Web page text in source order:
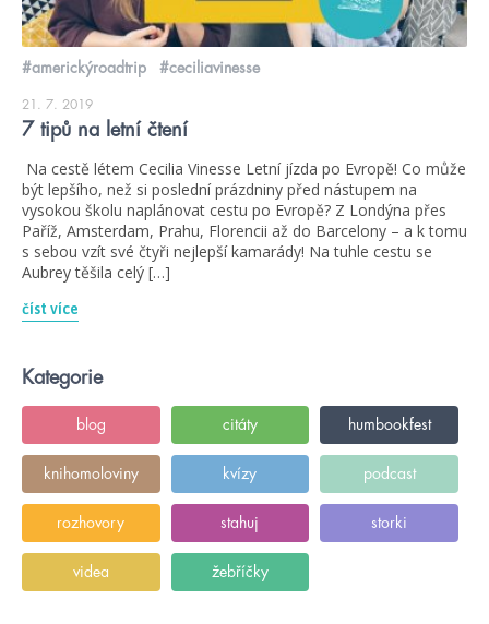
#americkýroadtrip #ceciliavinesse
21. 7. 2019
7 tipů na letní čtení
Na cestě létem Cecilia Vinesse Letní jízda po Evropě! Co může
být lepšího, než si poslední prázdniny před nástupem na
vysokou školu naplánovat cestu po Evropě? Z Londýna přes
Paříž, Amsterdam, Prahu, Florencii až do Barcelony – a k tomu
s sebou vzít své čtyři nejlepší kamarády! Na tuhle cestu se
Aubrey těšila celý […]
číst více
Kategorie
blog citáty humbookfest
knihomoloviny kvízy podcast
rozhovory stahuj storki
videa žebříčky